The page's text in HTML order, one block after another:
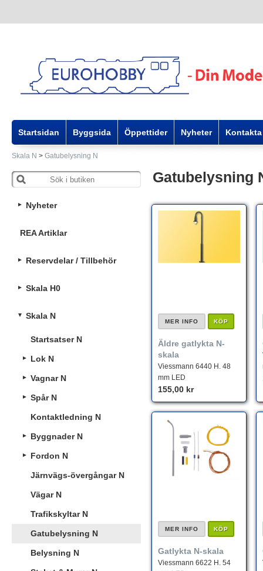
Startsidan Byggsida Öppettider Nyheter
Skala N > Gatubelysning N
Nyheter
REA Artiklar
Reservdelar / Tillbehör
Skala H0
Skala N
Startsatser N
Lok N
Vagnar N
Spår N
Kontaktledning N
Byggnader N
Fordon N
Järnvägs-övergångar N
Vägar N
Trafikskyltar N
Gatubelysning N
Belysning N
Gatubelysning
MER INFO KÖP
Äldre gatlykta N-
skala
Viessmann 6440 H. 48
mm LED
155,00 kr
MER INFO KÖP
Gatlykta N-skala
Viessmann 6622 H. 54